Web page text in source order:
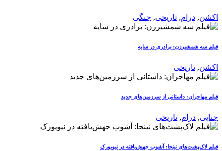
اکشن, درام, تاریخی, جنگی
فیلم سه شمشیرزن: برادری در سایه
اکشن, تاریخی
فیلم مهاجران: داستانی از سرزمین‌های جدید
جنایی, درام, تاریخی
فیلم لاک‌پشت‌های نینجا: آشوب جهش‌یافته در نیویورک